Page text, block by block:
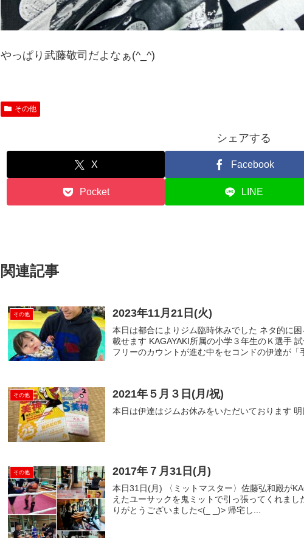
やっぱり武藤敬司だよなぁ(^_^)
その他
シェアする
X Facebook
Pocket LINE
関連記事
その他 2023年11月21日(火)
本日は都合によりジム臨時休みでした ネタ的に
載せます KAGAYAKI所属の小学３年生のＫ選手
フリーのカウントが進む中をセコンドの伊達が「
その他 2021年５月３日(月/祝)
本日は伊達はジムお休みをいただいております
その他 2017年７月31日(月)
本日31日(月) 〈ミットマスター〉佐藤弘和殿が
えたユーサックを鬼ミットで引っ張ってくれま
りがとうございました<(_ _)> 帰宅し...